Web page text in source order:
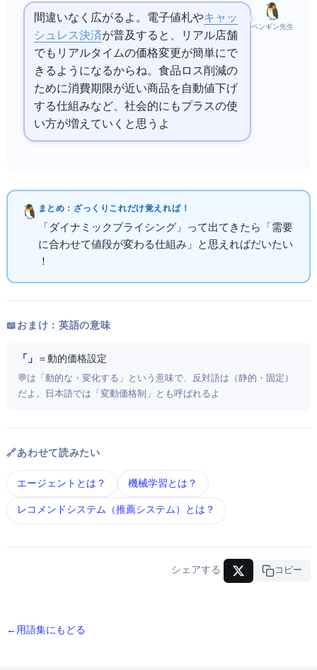
ペンギン先生
間違いなく広がるよ。電子値札やキャッ
シュレス決済が普及すると、リアル店舗
でもリアルタイムの価格変更が簡単にで
きるようになるからね。食品ロス削減の
ために消費期限が近い商品を自動値下げ
する仕組みなど、社会的にもプラスの使
い方が増えていくと思うよ
まとめ：ざっくりこれだけ覚えればOK！
「ダイナミックプライシング」って出てきたら「需要
に合わせて値段が変わる仕組み」と思えればだいたい
OK！
📖 おまけ：英語の意味
「Dynamic Pricing」 ＝ 動的価格設定
💬 Dynamic は「動的な・変化する」という意味で、反対語は Static（静的・固定）
だよ。日本語では「変動価格制」とも呼ばれるよ
🔗 あわせて読みたい
AIエージェント とは？ 機械学習 とは？
レコメンドシステム（推薦システム） とは？
シェアする URLコピー
← 用語集にもどる